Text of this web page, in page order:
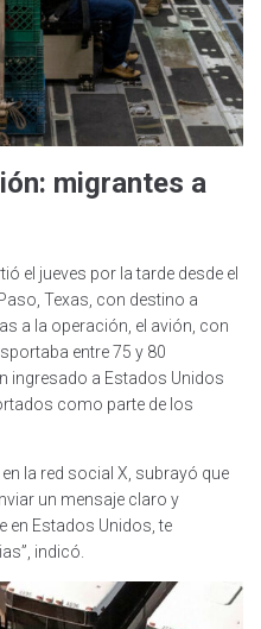
migrantes a
el jueves por la tarde desde el
Texas, con destino a
a la operación, el avión, con
entre 75 y 80
ingresado a Estados Unidos
como parte de los
la red social X, subrayó que
un mensaje claro y
en Estados Unidos, te
indicó.